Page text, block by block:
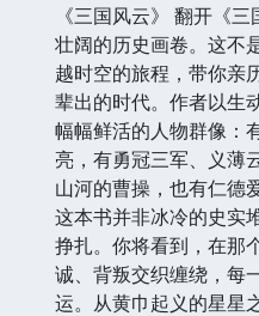
《三国风云》 翻开《
壮阔的历史画卷。这不
越时空的旅程，带你亲
辈出的时代。作者以生
幅幅鲜活的人物群像：
亮，有勇冠三军、义薄
山河的曹操，也有仁德
这本书并非冰冷的史实
挣扎。你将看到，在那
诚、背叛交织缠绕，每
运。从黄巾起义的星星